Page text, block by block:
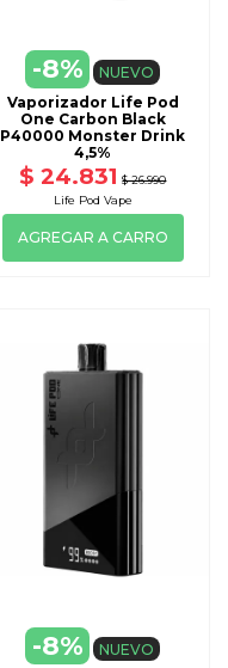
-8%
NUEVO
Vaporizador Life Pod
One Carbon Black
P40000 Monster Drink
4,5%
$ 24.831 $ 26.990
Life Pod Vape
AGREGAR A CARRO
-8%
NUEVO